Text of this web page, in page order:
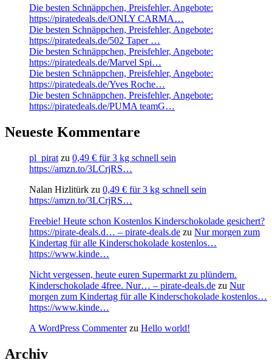
Die besten Schnäppchen, Preisfehler, Angebote:
https://piratedeals.de/ONLY CARMA…
Die besten Schnäppchen, Preisfehler, Angebote:
https://piratedeals.de/502 Taper …
Die besten Schnäppchen, Preisfehler, Angebote:
https://piratedeals.de/Marvel Spi…
Die besten Schnäppchen, Preisfehler, Angebote:
https://piratedeals.de/Yves Roche…
Die besten Schnäppchen, Preisfehler, Angebote:
https://piratedeals.de/PUMA teamG…
Neueste Kommentare
pl_pirat zu 0,49 € für 3 kg schnell sein
https://amzn.to/3LCrjRS…
Nalan Hizlitürk zu 0,49 € für 3 kg schnell sein
https://amzn.to/3LCrjRS…
Freebie! Heute schon Kostenlos Kinderschokolade gesichert?
https://pirate-deals.d… – pirate-deals.de zu Nur morgen zum
Kindertag für alle Kinderschokolade kostenlos…
https://www.kinde…
Nicht vergessen, heute euren Supermarkt zu plündern.
Kinderschokolade 4free. Nur… – pirate-deals.de zu Nur
morgen zum Kindertag für alle Kinderschokolade kostenlos…
https://www.kinde…
A WordPress Commenterzu Hello world!
Archiv